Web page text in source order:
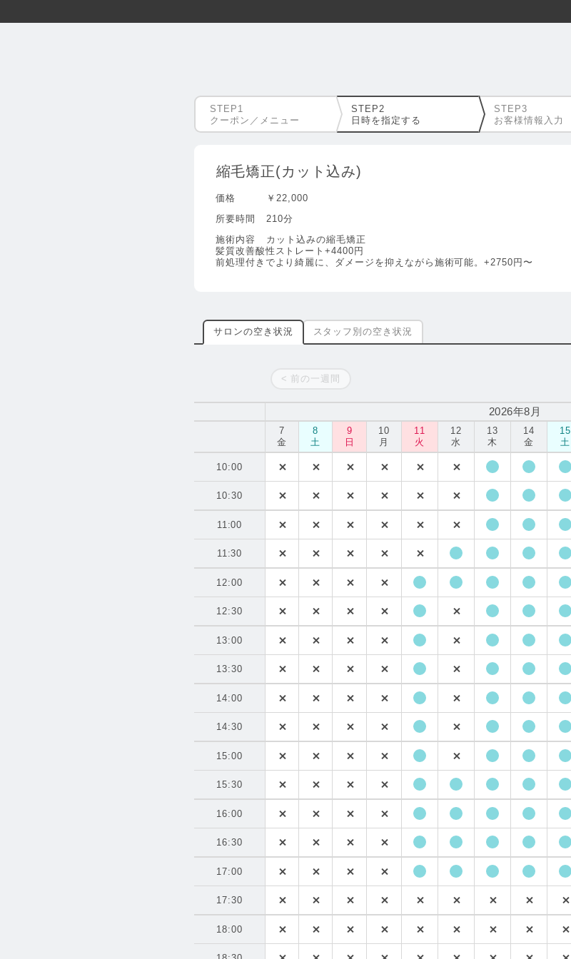
クーポン／メニュー 日時を指定する お客様情報入力
縮毛矯正(カット込み)
価格
￥22,000
所要時間
210分
施術内容
カット込みの縮毛矯正
髪質改善酸性ストレート+4400円
前処理付きでより綺麗に、ダメージを抑えながら施術可能。+2750円〜
サロンの空き状況 スタッフ別の空き状況
< 前の一週間
2026年8月
7
金
8
土
9
日
10
月
11
火
12
水
13
木
14
金
15
土
10:00
10:30
11:00
11:30
12:00
12:30
13:00
13:30
14:00
14:30
15:00
15:30
16:00
16:30
17:00
17:30
18:00